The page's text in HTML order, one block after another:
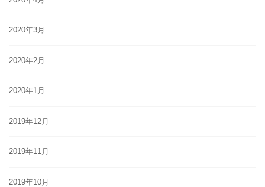
2020年3月
2020年2月
2020年1月
2019年12月
2019年11月
2019年10月